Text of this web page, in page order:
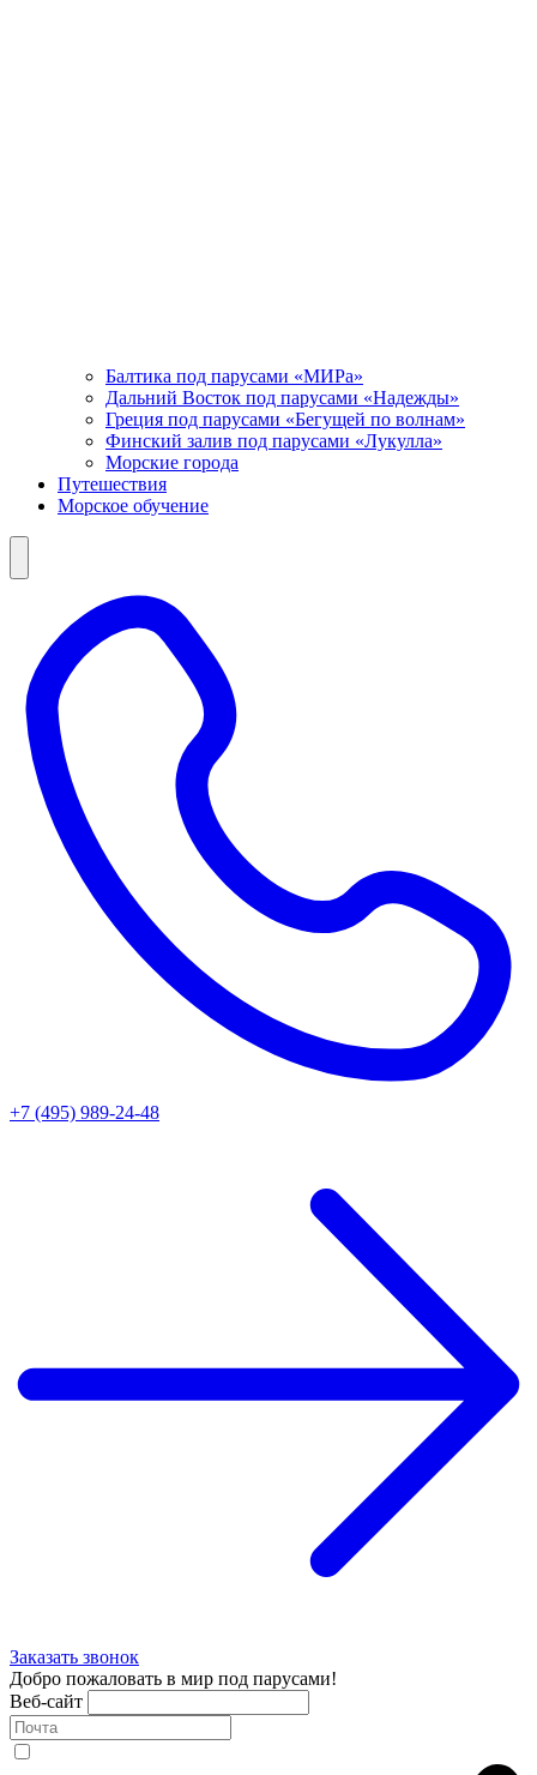
Балтика под парусами «МИРа»
Дальний Восток под парусами «Надежды»
Греция под парусами «Бегущей по волнам»
Финский залив под парусами «Лукулла»
Морские города
Путешествия
Морское обучение
+7 (495) 989-24-48
Заказать звонок
Добро пожаловать в мир под парусами!
Веб-сайт